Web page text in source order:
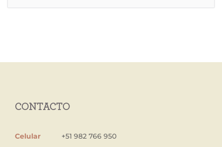
CONTACTO
Celular
+51 982 766 950